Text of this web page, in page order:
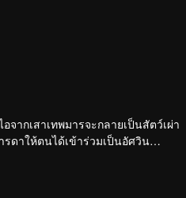
ากเสาเทพมารจะกลายเป็นสัตว์เผ่า
ดาให้ตนได้เข้าร่วมเป็นอัศวิน
ผนร้าย ความรักดั่งชะตาและ